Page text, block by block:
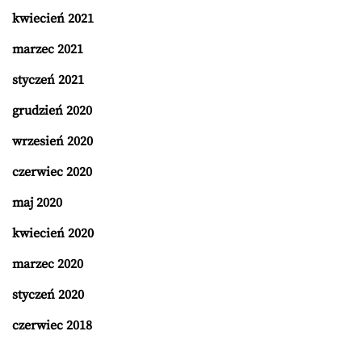
kwiecień 2021
marzec 2021
styczeń 2021
grudzień 2020
wrzesień 2020
czerwiec 2020
maj 2020
kwiecień 2020
marzec 2020
styczeń 2020
czerwiec 2018